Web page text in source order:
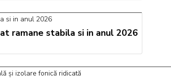
ramane stabila si in anul 2026